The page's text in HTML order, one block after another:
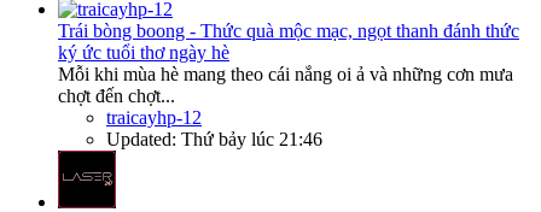
Trái bòng boong - Thức quà mộc mạc, ngọt thanh đánh thức
ký ức tuổi thơ ngày hè
Mỗi khi mùa hè mang theo cái nắng oi ả và những cơn mưa
chợt đến chợt...
traicayhp-12
Updated: Thứ bảy lúc 21:46